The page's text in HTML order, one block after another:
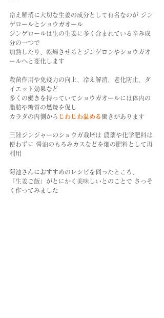
冷え解消に大切な生姜の成分として有名なのが ジン
ゲロールとショウガオール
ジンゲロールは生の生姜に多く含まれている辛み成
分の一つで
加熱したり、乾燥させるとジンゲロンやショウガオ
ールへと変化します
殺菌作用や免疫力の向上、冷え解消、老化防止、ダ
イエット効果など
多くの働きを持っていてショウガオールには体内の
脂肪や糖質の燃焼を促し
カラダの内側から じわじわ温める働きがあります
三陸ジンジャーのショウガ栽培は 農薬や化学肥料は
使わずに 醤油のもろみカスなどを畑の肥料として再
利用
菊池さんにおすすめのレシピを伺ったところ、
「生姜ご飯」がとにかく美味しいとのことで さっそ
く作ってみました